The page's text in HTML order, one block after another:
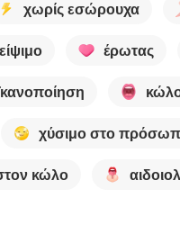
χωρίς εσώρουχα
έρωτας
χύσιμο στο
κώλο